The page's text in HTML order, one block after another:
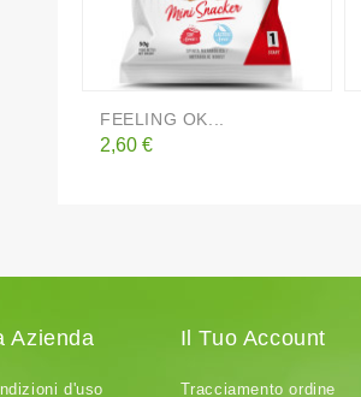
FEELING OK...
Prezzo
2,60 €
Azienda
d'uso
Il Tuo Account
Tracciamento ordine